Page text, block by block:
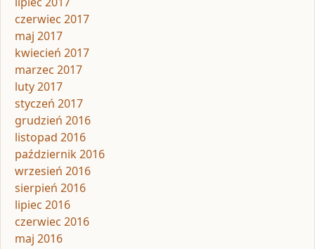
czerwiec 2017
maj 2017
kwiecień 2017
marzec 2017
luty 2017
styczeń 2017
grudzień 2016
listopad 2016
październik 2016
wrzesień 2016
sierpień 2016
lipiec 2016
czerwiec 2016
maj 2016